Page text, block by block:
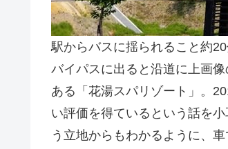
駅からバスに揺られること約
バイパスに出ると沿道に上画
ある「花湯スパリゾート」。
い評価を得ているという話を
う立地からもわかるように、